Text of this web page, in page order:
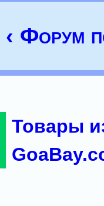
‹ Форум
Товары